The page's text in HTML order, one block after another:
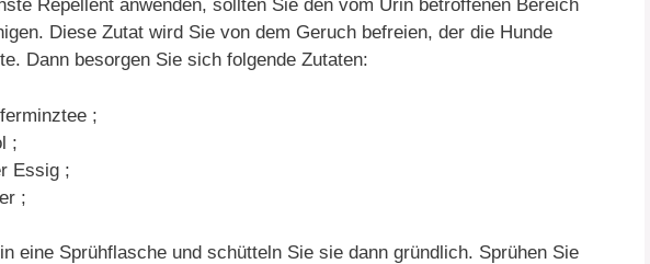
Repellent anwenden, sollten Sie den vom Urin betroffenen Bereich
Diese Zutat wird Sie von dem Geruch befreien, der die Hunde
Dann besorgen Sie sich folgende Zutaten:
;
;
Essig ;
;
eine Sprühflasche und schütteln Sie sie dann gründlich. Sprühen Sie